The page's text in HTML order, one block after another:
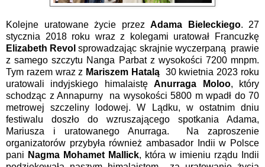
Kolejne uratowane życie przez Adama Bieleckiego. 27
stycznia 2018 roku wraz z kolegami uratował Francuzkę
Elizabeth Revol sprowadzając skrajnie wyczerpaną prawie
z samego szczytu Nanga Parbat z wysokości 7200 mnpm.
Tym razem wraz z Mariszem Hatalą 30 kwietnia 2023 roku
uratowali indyjskiego himalaistęAnurraga Moloo, który
schodząc z Annapurny
na wysokości 5800 m wpadł do 70
metrowej szczeliny lodowej. W Lądku, w ostatnim dniu
festiwalu doszło do wzruszającego spotkania Adama,
Mariusza i uratowanego Anurraga.
Na zaproszenie
organizatorów przybyła również ambasador Indii w Polsce
pani Nagma Mohamet Mallick, która w imieniu rządu Indii